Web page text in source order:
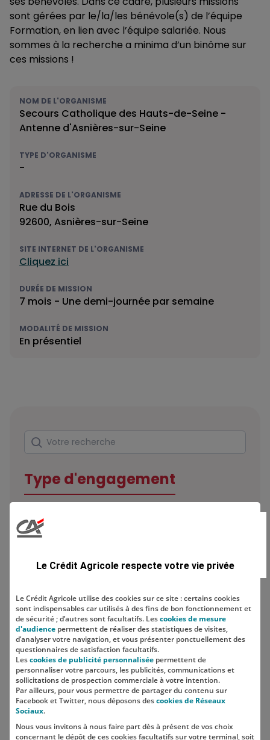
sont gérées par le/la/les bénévole(s) de l’équipe
Formation, en lien avec l’équipe salariée. Nous
sommes à la recherche a minima d’un binôme sur
ces missions !
NOM DE L'ORGANISME
Secours Catholique des Hauts-de-Seine -
Antenne d'Asnières-sur-Seine
TYPE D'ORGANISME
-
ADRESSE DE L'ORGANISME
Rue du Bois
92600, Asnières-sur-Seine
SITE INTERNET DE L'ORGANISME
Cliquez ici
DURÉE DE MISSION
7 mois - Une demi-journée par semaine
MODALITÉ DE MISSION
En présentiel
Rechercher
Votre recherche
Type d'engagement
Localisation
SUIVEZ-NOUS SUR LES RÉSEAUX
Le Crédit Agricole respecte votre vie privée
Le Crédit Agricole utilise des cookies sur ce site : certains cookies
sont indispensables car utilisés à des fins de bon fonctionnement et
de sécurité ; d’autres sont facultatifs. Lescookies de mesure
d'audience permettent de réaliser des statistiques de visites,
d’analyser votre navigation, et vous présenter ponctuellement des
questionnaires de satisfaction facultatifs.
Lescookies de publicité personnalisée permettent de
personnaliser votre parcours, les publicités, communications et
sollicitations de prospection commerciale à votre intention.
Par ailleurs, pour vous permettre de partager du contenu sur
Facebook et Twitter, nous déposons descookies de Réseaux
Sociaux.
Nous vous invitons à nous faire part dès à présent de vos choix
concernant le dépôt de ces cookies facultatifs sur votre terminal, soit